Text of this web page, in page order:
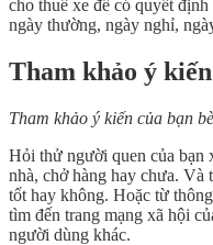
cho thuê xe để có quyết
ngày thường, ngày nghỉ,
Tham khảo ý kiến
Tham khảo ý kiến của bạn
Hỏi thử người quen của bạn
nhà, chở hàng hay chưa.
tốt hay không. Hoặc từ
tìm đến trang mạng xã hội
người dùng khác.